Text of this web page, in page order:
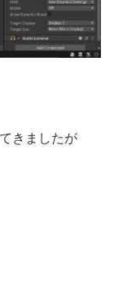
きましたが